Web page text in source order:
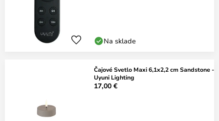
Na sklade
Čajové Svetlo Maxi 6,1x2,2 cm Sandstone -
Uyuni Lighting
17,00 €